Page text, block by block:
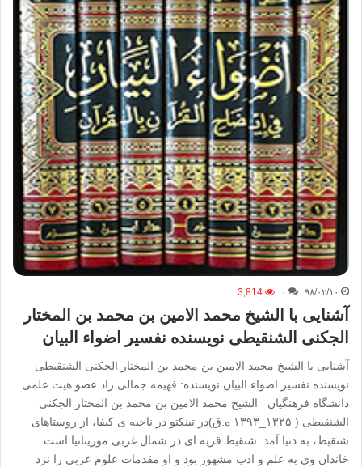
۹۸/۰۲/۱۰ ۰ 3,814
آشنایی با الشیخ محمد الامین بن محمد بن المختار
الجکنی الشنقیطی نویسنده نفسیر اضواء البیان
آشنایی با الشیخ محمد الامین بن محمد بن المختار الجکنی الشنقیطی
نویسنده نفسیر اضواء البیان نویسنده: فهیمه جمالی راد عضو هیت علمی
دانشگاه فرهنگیان الشیخ محمد الامین بن محمد بن المختار الجکنی
الشنقیطی ( ۱۳۲۵_۱۳۹۳ ه.ق)در تینکتو در ناحیه ی کیفا، از روستاهای
شنقیط، به دنیا آمد. شنقیط قریه ای در شمال غربی موریتانیا است
خاندان وی به علم و ادب مشهور بود و او مقدمات علوم عربی را نزد